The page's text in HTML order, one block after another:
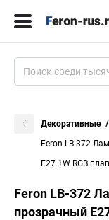
Декоративные
Feron LB-372
E27 1W RGB
Feron LB-372
прозрачный